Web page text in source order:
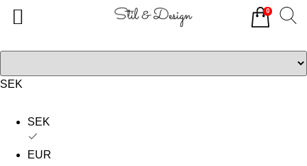
SEK
SEK
EUR
0
Alla produkter
Om oss